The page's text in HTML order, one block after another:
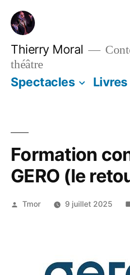
Thierry Moral
théâtre
Spectacles Livres
Formation
GERO (le
Tmor 9 juillet 2025